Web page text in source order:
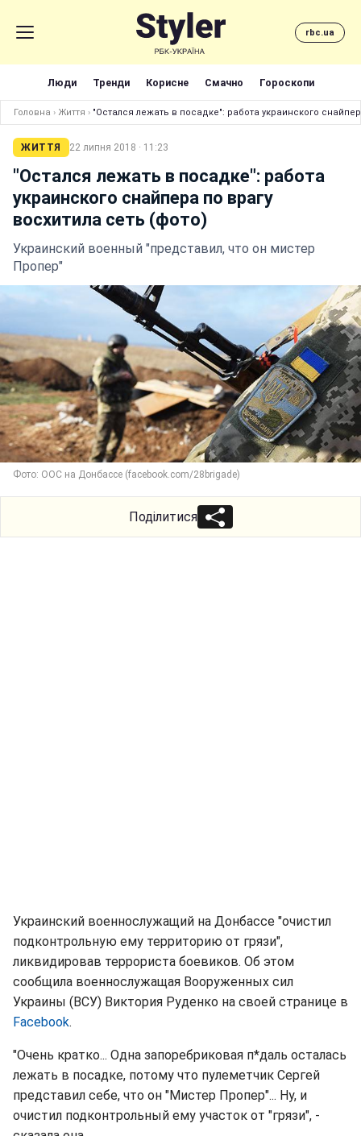
rbc.ua
Люди Тренди Корисне Смачно Гороскопи
Головна › Життя › "Остался лежать в посадке": работа украинского
ЖИТТЯ 22 липня 2018 · 11:23
"Остался лежать в посадке": работа
украинского снайпера по врагу
восхитила сеть (фото)
Украинский военный "представил, что он мистер
Пропер"
Фото: ООС на Донбассе (facebook.com/28brigade)
Поділитися
Украинский военнослужащий на Донбассе "очистил
подконтрольную ему территорию от грязи",
ликвидировав террориста боевиков. Об этом
сообщила военнослужащая Вооруженных сил
Украины (ВСУ) Виктория Руденко на своей странице в
Facebook.
"Очень кратко... Одна запоребриковая п*даль осталась
лежать в посадке, потому что пулеметчик Сергей
представил себе, что он "Мистер Пропер"... Ну, и
очистил подконтрольный ему участок от "грязи", -